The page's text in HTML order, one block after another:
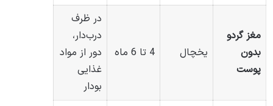
مغز گردو
بدون
پوست
یخچال 4 تا 6 ماه
در ظرف
درب‌دار،
دور از مواد
غذایی
بودار